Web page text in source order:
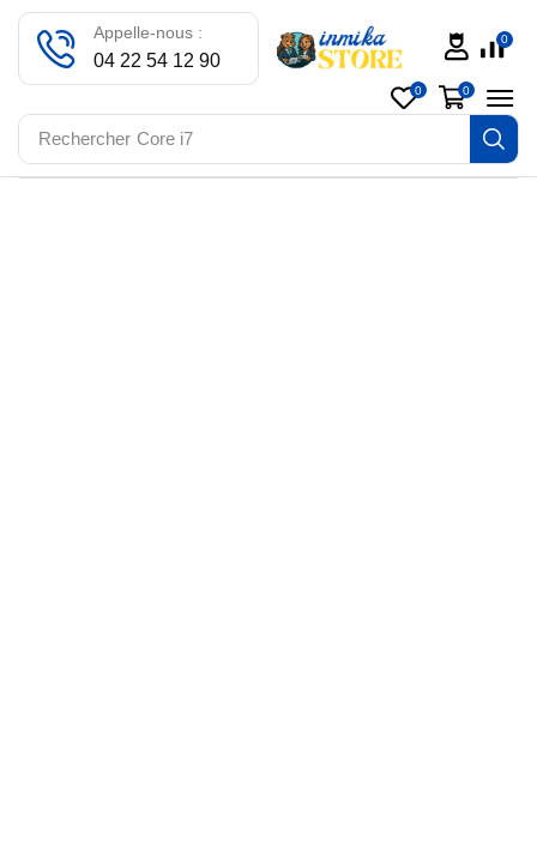
Rechercher Core i7
Appelle-nous :
04 22 54 12 90
0
0 0